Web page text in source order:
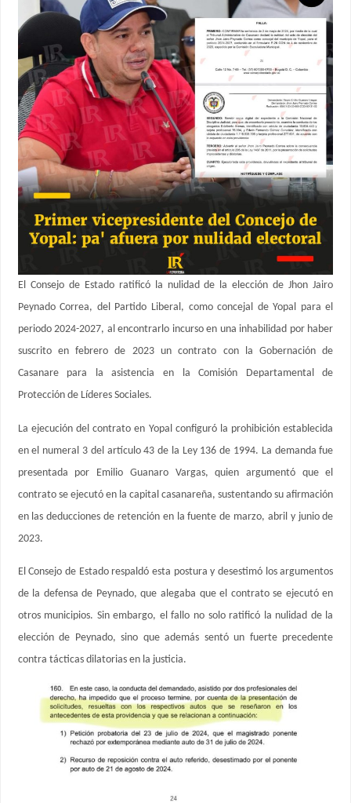
El Consejo de Estado ratificó la nulidad de la elección de Jhon Jairo
Peynado Correa, del Partido Liberal, como concejal de Yopal para el
periodo 2024-2027, al encontrarlo incurso en una inhabilidad por haber
suscrito en febrero de 2023 un contrato con la Gobernación de
Casanare para la asistencia en la Comisión Departamental de
Protección de Líderes Sociales.
La ejecución del contrato en Yopal configuró la prohibición establecida
en el numeral 3 del artículo 43 de la Ley 136 de 1994. La demanda fue
presentada por Emilio Guanaro Vargas, quien argumentó que el
contrato se ejecutó en la capital casanareña, sustentando su afirmación
en las deducciones de retención en la fuente de marzo, abril y junio de
2023.
El Consejo de Estado respaldó esta postura y desestimó los argumentos
de la defensa de Peynado, que alegaba que el contrato se ejecutó en
otros municipios. Sin embargo, el fallo no solo ratificó la nulidad de la
elección de Peynado, sino que además sentó un fuerte precedente
contra tácticas dilatorias en la justicia.